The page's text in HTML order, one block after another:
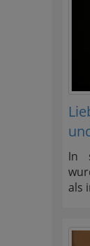
In
als